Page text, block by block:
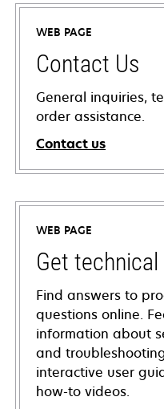
WEB PAGE
Contact Us
General inquiries,
order assistance.
Contact us
WEB PAGE
Get
Find answers to
questions online.
information about
and
interactive user
how-to videos.